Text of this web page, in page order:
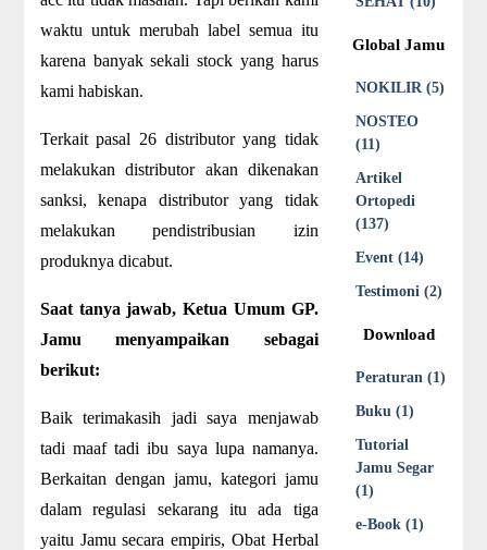
waktu untuk merubah label semua itu
karena banyak sekali stock yang harus
kami habiskan.
Terkait pasal 26 distributor yang tidak
melakukan distributor akan dikenakan
sanksi, kenapa distributor yang tidak
melakukan pendistribusian izin
produknya dicabut.
Saat tanya jawab, Ketua Umum GP.
Jamu menyampaikan sebagai
berikut:
Baik terimakasih jadi saya menjawab
tadi maaf tadi ibu saya lupa namanya.
Berkaitan dengan jamu, kategori jamu
dalam regulasi sekarang itu ada tiga
yaitu Jamu secara empiris, Obat Herbal
Global Jamu
NOKILIR (5)
NOSTEO
(11)
Artikel
Ortopedi
(137)
Event (14)
Testimoni (2)
Download
Peraturan (1)
Buku (1)
Tutorial
Jamu Segar
(1)
e-Book (1)